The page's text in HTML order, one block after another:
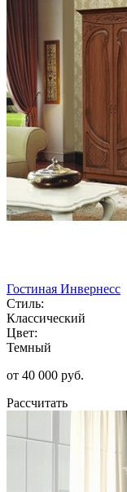
Гостиная Инвернесс
Стиль:
Классический
Цвет:
Темный
от 40 000 руб.
Рассчитать